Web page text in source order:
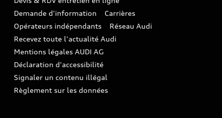
LLD
Action de Service EA 189
Audi Assistance
Campagne de rappel Airbag Takata
Mise à jour logiciel
Espace actualités Audi
Carrières
Espace Presse
Demande d'information
Carrières
Opérateurs indépendants
Réseau Audi
Recevez toute l'actualité Audi
Mentions légales AUDI AG
Déclaration d'accessibilité
Signaler un contenu illégal
Règlement sur les données